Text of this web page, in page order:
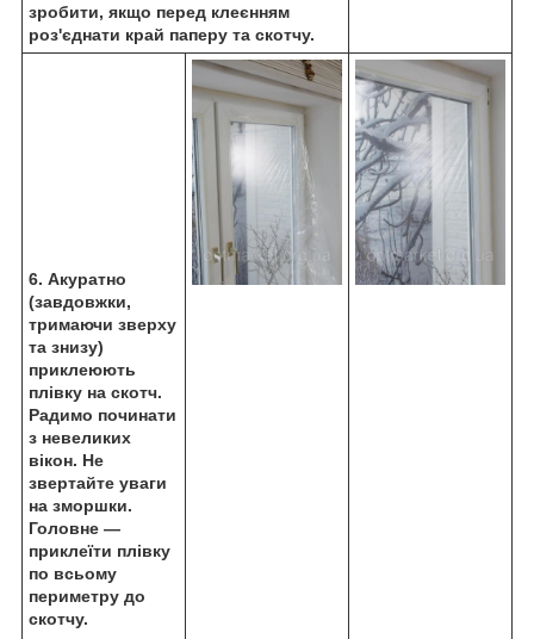
зробити, якщо перед клеєнням
роз'єднати край паперу та скотчу.
6. Акуратно
(завдовжки,
тримаючи зверху
та знизу)
приклеюють
плівку на скотч.
Радимо починати
з невеликих
вікон. Не
звертайте уваги
на зморшки.
Головне —
приклеїти плівку
по всьому
периметру до
скотчу.